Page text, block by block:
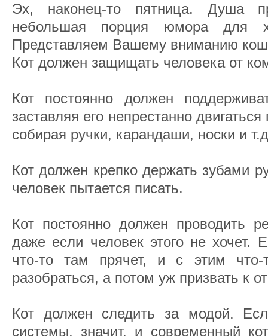
Эх, наконец-то пятница. Душа
небольшая порция юмора для
Представляем Вашему вниманию
Кот должен защищать человека от
Кот постоянно должен
заставляя его непрестанно
собирая ручки, карандаши, носки и
Кот должен крепко держать зубами
человек пытается писать.
Кот постоянно должен проводить
даже если человек этого не хочет.
что-то там прячет, и с этим что-
разобраться, а потом уж призвать к
Кот должен следить за модой.
системы, значит, и современный